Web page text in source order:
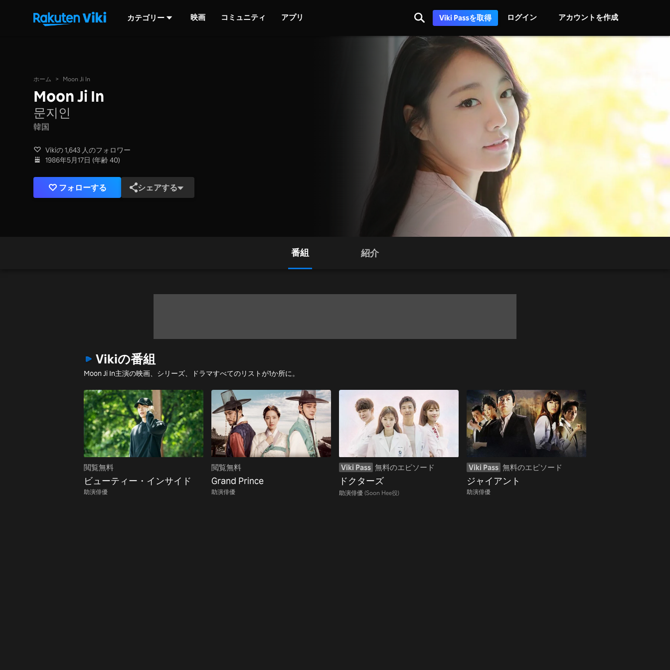
カテゴリー 映画 コミュニティ アプリ Viki Passを取得 ログイン アカウントを作成
ホーム > Moon Ji In
Moon Ji In
문지인
韓国
Vikiの 1,643 人のフォロワー
1986年5月17日 (年齢 40)
フォローする シェアする
番組 紹介
Vikiの番組
Moon Ji In主演の映画、シリーズ、ドラマすべてのリストが1か所に。
閲覧無料
ビューティー・インサイド
助演俳優
閲覧無料
Grand Prince
助演俳優
Viki Pass 無料のエピソード
ドクターズ
助演俳優(Soon Hee役)
Viki Pass 無料のエピソード
ジャイアント
助演俳優